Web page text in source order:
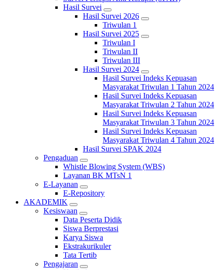
Hasil Survei
Hasil Survei 2026
Triwulan 1
Hasil Survei 2025
Triwulan I
Triwulan II
Triwulan III
Hasil Survei 2024
Hasil Survei Indeks Kepuasan
Masyarakat Triwulan 1 Tahun 2024
Hasil Survei Indeks Kepuasan
Masyarakat Triwulan 2 Tahun 2024
Hasil Survei Indeks Kepuasan
Masyarakat Triwulan 3 Tahun 2024
Hasil Survei Indeks Kepuasan
Masyarakat Triwulan 4 Tahun 2024
Hasil Survei SPAK 2024
Pengaduan
Whistle Blowing System (WBS)
Layanan BK MTsN 1
E-Layanan
E-Repository
AKADEMIK
Kesiswaan
Data Peserta Didik
Siswa Berprestasi
Karya Siswa
Ekstrakurikuler
Tata Tertib
Pengajaran